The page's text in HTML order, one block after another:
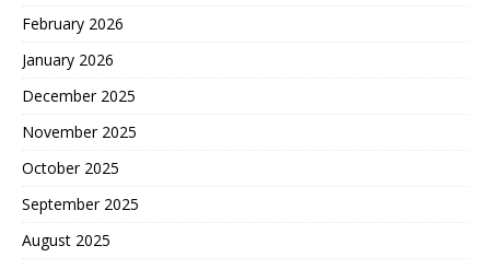
February 2026
January 2026
December 2025
November 2025
October 2025
September 2025
August 2025